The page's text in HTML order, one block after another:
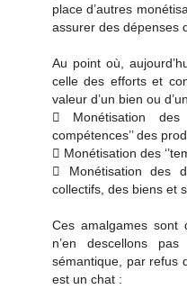
place d’autres
assurer des dépenses
Au point où,
celle des efforts et
valeur d’un bien ou
 Monétisation des
compétences’’ des
 Monétisation des
 Monétisation des
collectifs, des biens et
Ces amalgames sont
n’en descellons
sémantique, par refus
est un chat :